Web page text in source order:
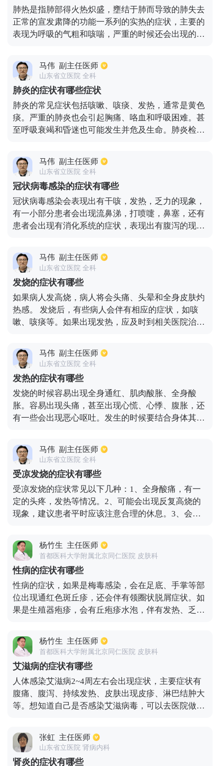
肺热是指肺部得火热炽盛，壅结于肺而导致的肺失去
正常的宣发肃降的功能一系列的实热的症状，主要的
表现为呼吸的气粗和咳喘，严重的时候还会出现的鼻
会出现小便的短黄或者是大便的秘结，舌苔舌质方面
会出现舌红和舌苔偏黄的症状，脉象会出现脉速率的
偏快的症状。
马伟 副主任医师
山东省立医院 全科
肺炎的症状有哪些症状
肺炎的常见症状包括咳嗽、咳痰、发热，通常是黄色
痰。严重的肺炎也会引起胸痛、咯血和呼吸困难。甚
至呼吸衰竭和昏迷也可能发生并危及生命。肺炎检查
以听到湿罗音。胸片或肺部CT可显示炎症浸润影。对
于不同的致病菌，白细胞也是不同的。例如，当细菌
感应时，白细胞会增加，相应的中性粒细胞、中性粒
细胞百分比、C-反应蛋白和降钙素原也会增加。当非
典型致病菌感染时，白细胞是正常的。当病毒被感染
时，白细胞正常或低于正常水平。不同的病原菌被不
同的对待，头孢菌素和其他相关的抗生素可以用于细
或喹诺酮类抗生素。
马伟 副主任医师
山东省立医院 全科
冠状病毒感染的症状有哪些
冠状病毒感染会表现出有干咳，发热，乏力的现象，
有一小部分患者会出现流鼻涕，打喷嚏，鼻塞，还有
患者会出现有消化系统的症状，表现出有腹泻的现
吸困难，胸闷，气短，一般的血常规检查提示白细胞
正常，而淋巴细胞比率偏低。由于个人的体质不同所
表现出的临床症状不同，在发病之后应该及时的结合
个人的临床表现采取对症治疗的措施。
马伟 副主任医师
山东省立医院 全科
发烧的症状有哪些
如果病人发高烧，病人将会头痛、头晕和全身皮肤灼
热感。 发烧后，有些病人会伴有相应的症状，如咳
嗽、咳痰等。如果出现发热，应及时到相关医院治
发热最常见的原因是感染，包括细菌感染、病毒感
染、真菌感染、衣原体或支原体感染等 如果出现低
烧，最有可能感染的病原体应该是结核分枝杆菌，因
此应进行相关检查以明确诊断。 同时，也不排除其他
非传染性疾病的可能性，如结缔组织病、肿瘤热吸收
等。因此，应明确诊断并相应治疗。
马伟 副主任医师
山东省立医院 全科
发热的症状有哪些
发烧的时候容易出现全身通红、肌肉酸胀、全身酸
胀。容易出现头痛，甚至出现心慌、心悸、腹胀，还
有一些会出现恶心呕吐。发生的时候要结合身体其他
疾病都会导致发烧，常见导致发烧的疾病分为感染性
疾病和非感染性疾病。感染性疾病主要是一些病毒、
细菌、真菌、支原体、衣原体，还有些寄生虫等感
染。非感染性疾病，包括的是身体基础代谢率增高的
一些疾病，比如甲亢，还有一些其他的风湿免疫系统
的疾病，需要结合具体的诊断以及临床症状进行治
疗。
马伟 副主任医师
山东省立医院 全科
受凉发烧的症状有哪些
受凉发烧的症状常见以下几种：1、全身酸痛，有一
定的头疼，发热等情况。2、可能会出现反复高烧的
现象，建议患者平时应该注意合理的休息。3、会出
食欲不振的现象。所以每天我们都有必要养成良好的
生活习惯、规律的饮食、规律的睡眠。如果我们发烧
后不及时治疗，会导致一些热性惊厥和一些脑部疾
病。因此，我们必须予以重视，及早发现，及早治
疗。
杨竹生 主任医师
首都医科大学附属北京同仁医院 皮肤科
性病的症状有哪些
性病的症状，如果是梅毒感染，会在足底、手掌等部
位出现通红色斑丘疹，还会伴有领圈状脱屑症状。如
果是生殖器疱疹，会有丘疱疹水泡，伴有发热、乏
脓、红肿、尿频、尿痛、尿急等症状。对于患有尖锐
湿疣疾病的患者外阴部会有粗糙的丘疹，呈现出菜花
样、鸡冠样，还有瘙痒和疼痛的症状。
杨竹生 主任医师
首都医科大学附属北京同仁医院 皮肤科
艾滋病的症状有哪些
人体感染艾滋病2~4周左右会出现症状，主要症状有
腹痛、腹泻、持续发热、皮肤出现皮疹、淋巴结肿大
等。想知道自己是否感染艾滋病毒，可以去医院做
几率很大。平时在生活当中要注意不要进行不带套的
性交、肛交或使用不安全的注射器。
张虹 主任医师
山东省立医院 肾病内科
肾炎的症状有哪些